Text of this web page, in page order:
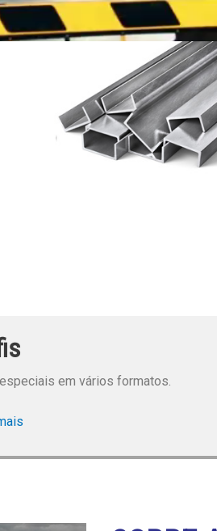
em vários formatos.